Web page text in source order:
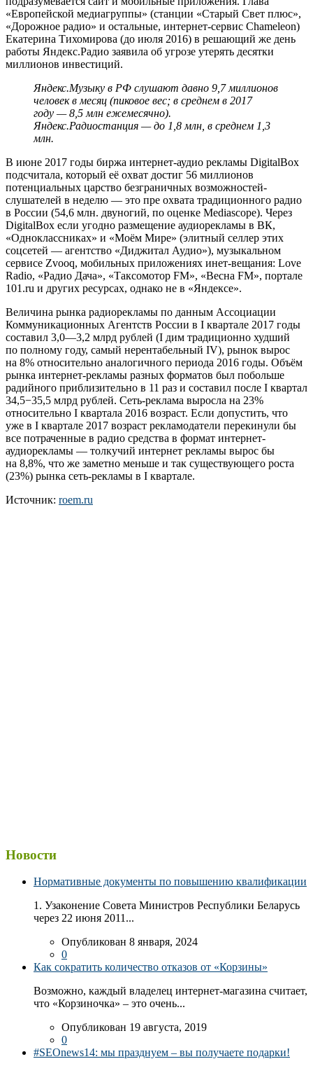
«Европейской медиагруппы» (станции «Старый Свет плюс»,
«Дорожное радио» и остальные, интернет-сервис Chameleon)
Екатерина Тихомирова (до июля 2016) в решающий же день
работы Яндекс.Радио заявила об угрозе утерять десятки
миллионов инвестиций.
Яндекс.Музыку в РФ слушают давно 9,7 миллионов
человек в месяц (пиковое вес; в среднем в 2017
году — 8,5 млн ежемесячно).
Яндекс.Радиостанция — до 1,8 млн, в среднем 1,3
млн.
В июне 2017 годы биржа интернет-аудио рекламы DigitalBox
подсчитала, который её охват достиг 56 миллионов
потенциальных царство безграничных возможностей-
слушателей в неделю — это пре охвата традиционного радио
в России (54,6 млн. двуногий, по оценке Mediascope). Через
DigitalBox если угодно размещение аудиорекламы в ВК,
«Одноклассниках» и «Moём Мире» (элитный селлер этих
соцсетей — агентство «Диджитал Аудио»), музыкальном
сервисе Zvooq, мобильных приложениях инет-вещания: Love
Radio, «Радио Дача», «Таксомотор FM», «Весна FM», портале
101.ru и других ресурсах, однако не в «Яндексе».
Величина рынка радиорекламы по данным Ассоциации
Коммуникационных Агентств России в I квартале 2017 годы
составил 3,0—3,2 млрд рублей (I дим традиционно худший
по полному году, самый нерентабельный IV), рынок вырос
на 8% относительно аналогичного периода 2016 годы. Объём
рынка интернет-рекламы разных форматов был побольше
радийного приблизительно в 11 раз и составил после I квартал
34,5−35,5 млрд рублей. Сеть-реклама выросла на 23%
относительно I квартала 2016 возраст. Если допустить, что
уже в I квартале 2017 возраст рекламодатели перекинули бы
все потраченные в радио средства в формат интернет-
аудиорекламы — толкучий интернет рекламы вырос бы
на 8,8%, что же заметно меньше и так существующего роста
(23%) рынка сеть-рекламы в I квартале.
Источник: roem.ru
Новости
Нормативные документы по повышению квалификации
1. Узаконение Совета Министров Республики Беларусь
через 22 июня 2011...
Опубликован 8 января, 2024
0
Как сократить количество отказов от «Корзины»
Возможно, каждый владелец интернет-магазина считает,
что «Корзиночка» – это очень...
Опубликован 19 августа, 2019
0
#SEOnews14: мы празднуем – вы получаете подарки!